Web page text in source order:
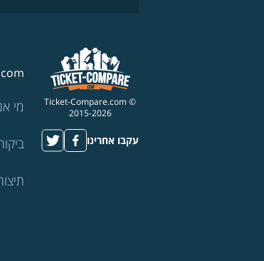
© Ticket-Compare.com
2015-2026
עקבו אחרינו
מי